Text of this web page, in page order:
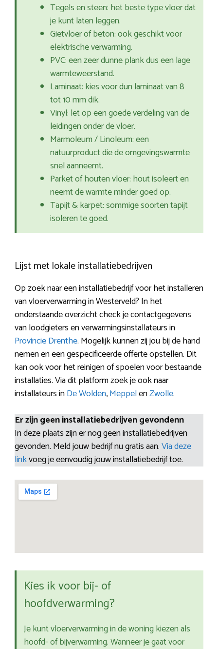
Tegels en steen: het beste type vloer dat
je kunt laten leggen.
Gietvloer of beton: ook geschikt voor
elektrische verwarming.
PVC: een zeer dunne plank dus een lage
warmteweerstand.
Laminaat: kies voor dun laminaat van 8
tot 10 mm dik.
Vinyl: let op een goede verdeling van de
leidingen onder de vloer.
Marmoleum / Linoleum: een
natuurproduct die de omgevingswarmte
snel aanneemt.
Parket of houten vloer: hout isoleert en
neemt de warmte minder goed op.
Tapijt & karpet: sommige soorten tapijt
isoleren te goed.
Lijst met lokale installatiebedrijven
Op zoek naar een installatiebedrijf voor het installeren
van vloerverwarming in Westerveld? In het
onderstaande overzicht check je contactgegevens
van loodgieters en verwarmingsinstallateurs in
Provincie Drenthe. Mogelijk kunnen zij jou bij de hand
nemen en een gespecificeerde offerte opstellen. Dit
kan ook voor het reinigen of spoelen voor bestaande
installaties. Via dit platform zoek je ook naar
installateurs inDe Wolden,MeppelenZwolle.
Er zijn geen installatiebedrijven gevondenn
In deze plaats zijn er nog geen installatiebedrijven
gevonden. Meld jouw bedrijf nu gratis aan.Via deze
linkvoeg je eenvoudig jouw installatiebedrijf toe.
Kies ik voor bij- of
hoofdverwarming?
Je kunt vloerverwarming in de woning kiezen als
hoofd- of bijverwarming. Wanneer je gaat voor